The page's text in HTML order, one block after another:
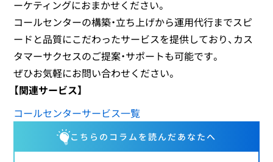
ーケティングにおまかせください。
コールセンターの構築・立ち上げから運用代行までスピ
ードと品質にこだわったサービスを提供しており、カス
タマーサクセスのご提案・サポートも可能です。
ぜひお気軽にお問い合わせください。
【関連サービス】
コールセンターサービス一覧
こちらのコラムを読んだあなたへ